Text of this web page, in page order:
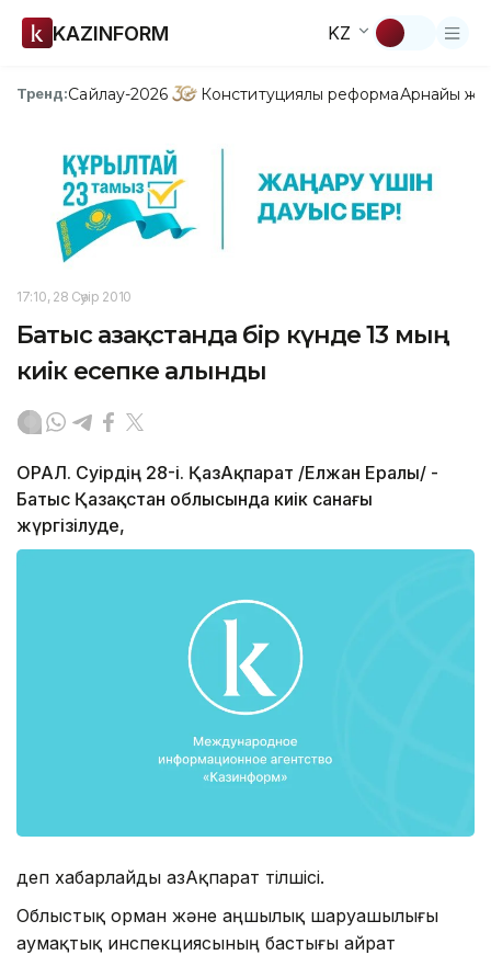
KAZINFORM KZ
Тренд:Сайлау-2026 Конституциялық реформаАрнайы
17:10, 28 Сәуір 2010
Батыс Қазақстанда бір күнде 13 мың
киік есепке алынды
ОРАЛ. Сәуірдің 28-і. ҚазАқпарат /Елжан Ералы/ -
Батыс Қазақстан облысында киік санағы
жүргізілуде,
деп хабарлайды ҚазАқпарат тілшісі.
Облыстық орман және аңшылық шаруашылығы
аумақтық инспекциясының бастығы Қайрат